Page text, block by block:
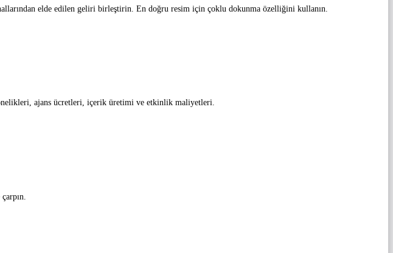
elde edilen geliri birleştirin. En doğru resim için çoklu dokunma özelliğini kullanın.
ajans ücretleri, içerik üretimi ve etkinlik maliyetleri.